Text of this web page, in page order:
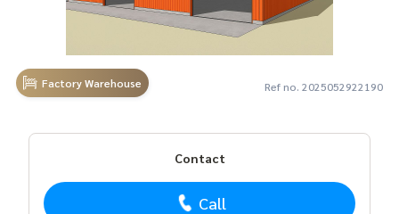
Factory Warehouse Ref no. 2025052922190
Contact
Call